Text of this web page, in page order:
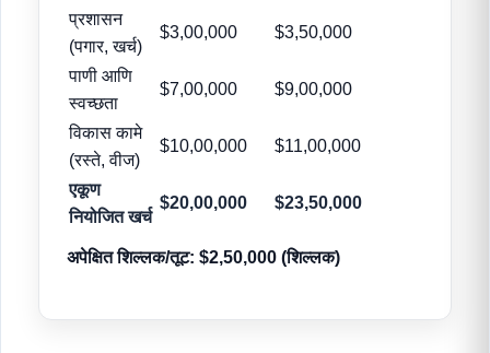
प्रशासन
(पगार, खर्च)
$3,00,000 $3,50,000
पाणी आणि
स्वच्छता
$7,00,000 $9,00,000
विकास कामे
(रस्ते, वीज)
$10,00,000 $11,00,000
एकूण
नियोजित खर्च
$20,00,000 $23,50,000
अपेक्षित शिल्लक/तूट: $2,50,000 (शिल्लक)